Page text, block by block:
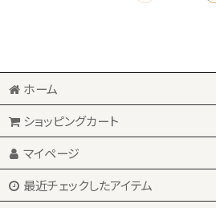
ホーム
ショッピングカート
マイページ
最近チェックしたアイテム